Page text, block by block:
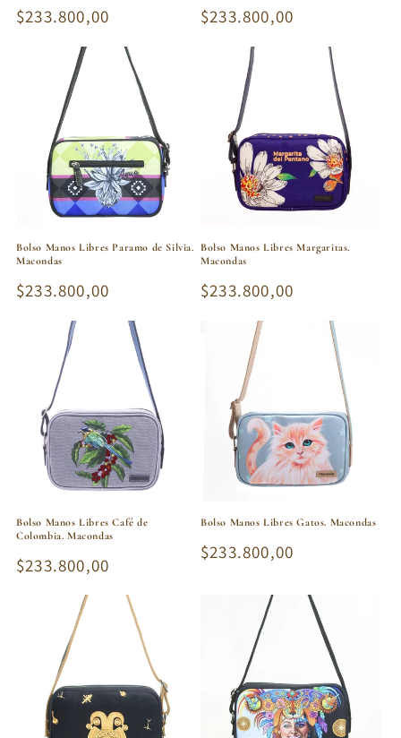
Precio
habitual
$233.800,00
Precio
habitual
$233.800,00
Bolso Manos Libres Paramo de Silvia.
Macondas
Precio
habitual
$233.800,00
Bolso Manos Libres Margaritas.
Macondas
Precio
habitual
$233.800,00
Bolso Manos Libres Café de
Colombia. Macondas
Precio
$233.800,00
Bolso Manos Libres Gatos. Macondas
Precio
$233.800,00